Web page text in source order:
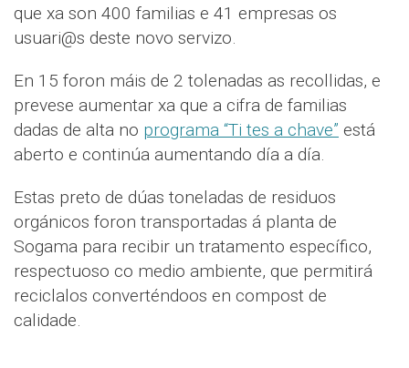
que xa son 400 familias e 41 empresas os
usuari@s deste novo servizo.
En 15 foron máis de 2 tolenadas as recollidas, e
prevese aumentar xa que a cifra de familias
dadas de alta no programa “Ti tes a chave” está
aberto e continúa aumentando día a día.
Estas preto de dúas toneladas de residuos
orgánicos foron transportadas á planta de
Sogama para recibir un tratamento específico,
respectuoso co medio ambiente, que permitirá
reciclalos converténdoos en compost de
calidade.